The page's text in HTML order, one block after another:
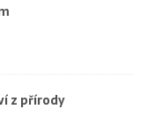
z přírody